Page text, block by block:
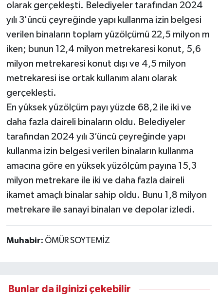
olarak gerçekleşti. Belediyeler tarafından 2024
yılı 3'üncü çeyreğinde yapı kullanma izin belgesi
verilen binaların toplam yüzölçümü 22,5 milyon m
iken; bunun 12,4 milyon metrekaresi konut, 5,6
milyon metrekaresi konut dışı ve 4,5 milyon
metrekaresi ise ortak kullanım alanı olarak
gerçekleşti.
En yüksek yüzölçüm payı yüzde 68,2 ile iki ve
daha fazla daireli binaların oldu. Belediyeler
tarafından 2024 yılı 3’üncü çeyreğinde yapı
kullanma izin belgesi verilen binaların kullanma
amacına göre en yüksek yüzölçüm payına 15,3
milyon metrekare ile iki ve daha fazla daireli
ikamet amaçlı binalar sahip oldu. Bunu 1,8 milyon
metrekare ile sanayi binaları ve depolar izledi.
Muhabir: ÖMÜR SOYTEMİZ
Bunlar da ilginizi çekebilir